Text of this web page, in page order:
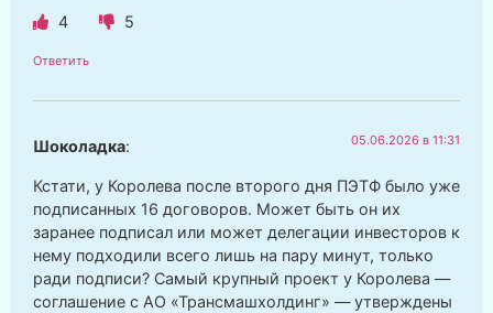
4 5
Ответить
Шоколадка: 05.06.2026 в 11:31
Кстати, у Королева после второго дня ПЭТФ было уже
подписанных 16 договоров. Может быть он их
заранее подписал или может делегации инвесторов к
нему подходили всего лишь на пару минут, только
ради подписи? Самый крупный проект у Королева —
соглашение с АО «Трансмашхолдинг» — утверждены